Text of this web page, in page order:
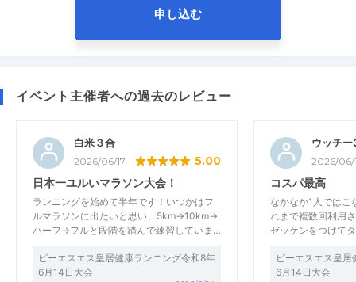
申し込む
イベント主催者への過去のレビュー
白米３合
2026/06/17 5.00
日本一ユルいマラソン大会！
ランニングを始めて半年です！いつかはフ
ルマラソンに出たいと思い、5km→10km→
ハーフ→フルと段階を踏んで練習していま…
ピーエスエス皇居健康ランニング令和8年
6月14日大会
ウッチ
2026/06/
コスパ最高
なかなか1人ではこ
れまで複数回利用
ゼッケンをつけて
ピーエスエス皇
6月14日大会